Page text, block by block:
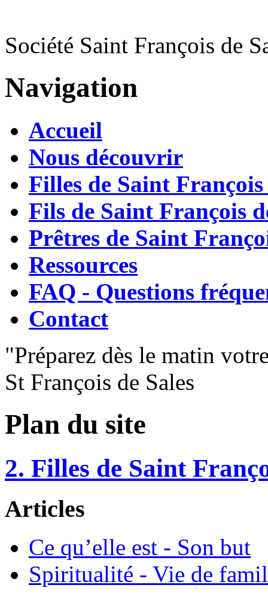
Société Saint François de
Navigation
Accueil
Nous découvrir
Filles de Saint François
Fils de Saint François
Prêtres de Saint
Ressources
FAQ - Questions
Contact
"Préparez dès le matin
St François de Sales
Plan du site
2. Filles de Saint
Articles
Ce qu’elle est - Son but
Spiritualité - Vie de